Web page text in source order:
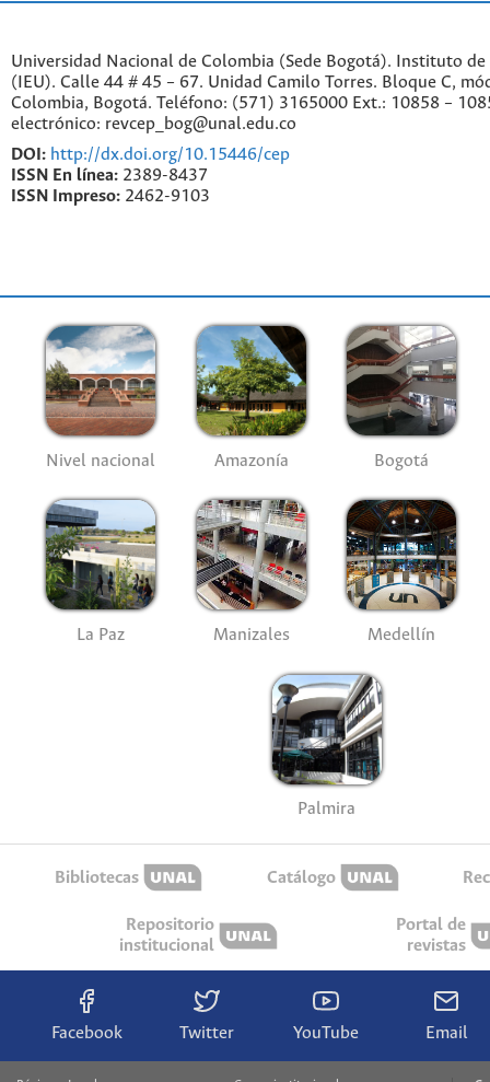
Universidad Nacional de Colombia (Sede Bogotá). Instituto
(IEU). Calle 44 # 45 – 67. Unidad Camilo Torres. Bloque C,
Colombia, Bogotá. Teléfono: (571) 3165000 Ext.: 10858 –
electrónico: revcep_bog@unal.edu.co
DOI: http://dx.doi.org/10.15446/cep
ISSN En línea: 2389-8437
ISSN Impreso: 2462-9103
Nivel nacional Amazonía Bogotá
La Paz Manizales Medellín
Palmira
Bibliotecas Catálogo
Repositorio
institucional
Portal de
revistas
Facebook Twitter YouTube Email